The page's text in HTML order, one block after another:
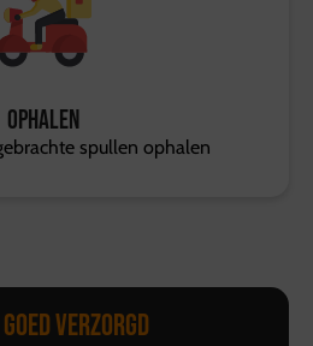
Ophalen
spullen ophalen
verzorgd